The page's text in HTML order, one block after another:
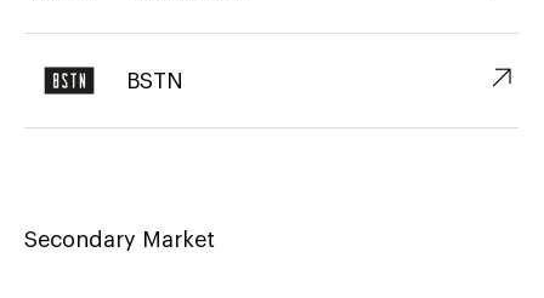
BSTN ↗︎
Secondary Market